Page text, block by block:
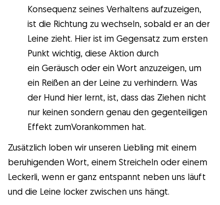
Konsequenz seines Verhaltens aufzuzeigen,
ist die Richtung zu wechseln, sobald er an der
Leine zieht. Hier ist im Gegensatz zum ersten
Punkt wichtig, diese Aktion durch
ein Geräusch oder ein Wort anzuzeigen, um
ein Reißen an der Leine zu verhindern. Was
der Hund hier lernt, ist, dass das Ziehen nicht
nur keinen sondern genau den gegenteiligen
Effekt zumVorankommen hat.
Zusätzlich loben wir unseren Liebling mit einem
beruhigenden Wort, einem Streicheln oder einem
Leckerli, wenn er ganz entspannt neben uns läuft
und die Leine locker zwischen uns hängt.